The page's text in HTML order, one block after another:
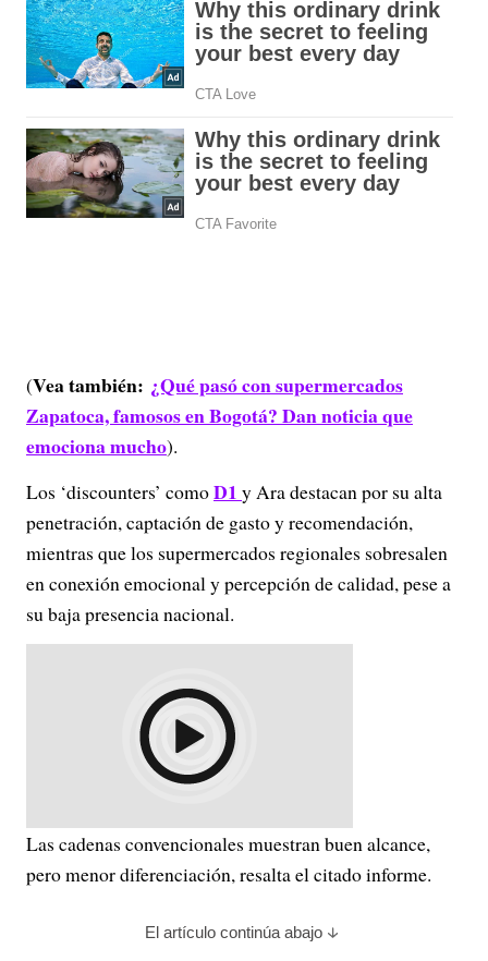
(Vea también: ¿Qué pasó con supermercados
Zapatoca, famosos en Bogotá? Dan noticia que
emociona mucho).
Los ‘discounters’ comoD1 y Ara destacan por su alta
penetración, captación de gasto y recomendación,
mientras que los supermercados regionales sobresalen
en conexión emocional y percepción de calidad, pese a
su baja presencia nacional.
Las cadenas convencionales muestran buen alcance,
pero menor diferenciación, resalta el citado informe.
El artículo continúa abajo